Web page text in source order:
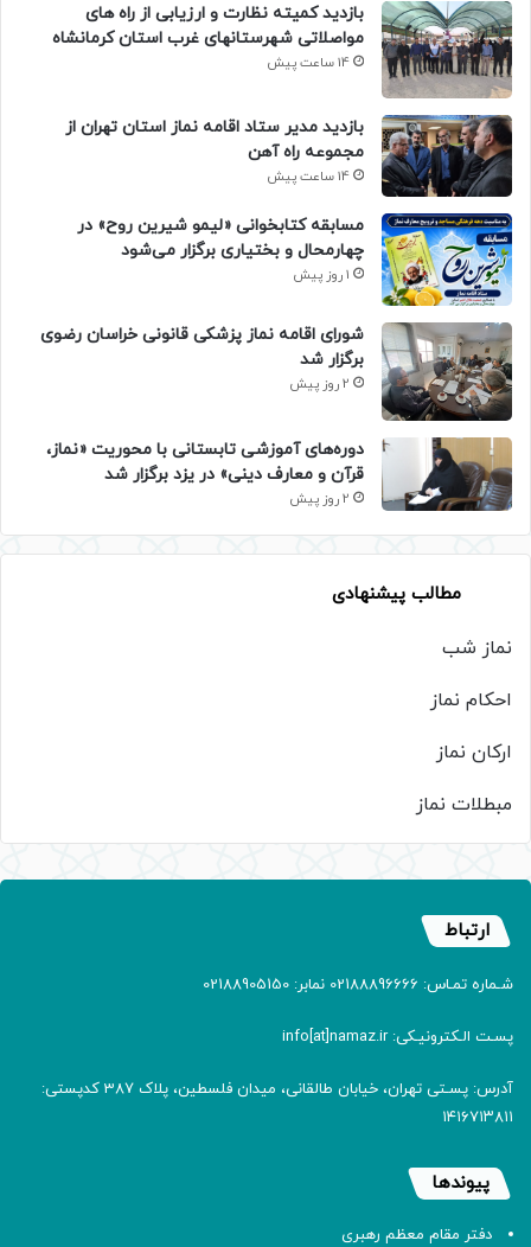
بازدید کمیته نظارت و ارزیابی از راه های
مواصلاتی شهرستانهای غرب استان کرمانشاه
14 ساعت پیش
بازدید مدیر ستاد اقامه نماز استان تهران از
مجموعه راه آهن
14 ساعت پیش
مسابقه کتابخوانی «لیمو شیرین روح» در
چهارمحال و بختیاری برگزار می‌شود
1 روز پیش
شورای اقامه نماز پزشکی قانونی خراسان رضوی
برگزار شد
2 روز پیش
دوره‌های آموزشی تابستانی با محوریت «نماز،
قرآن و معارف دینی» در یزد برگزار شد
2 روز پیش
مطالب پیشنهادی
نماز شب
احکام نماز
ارکان نماز
مبطلات نماز
ارتباط
شـماره تمـاس: 02188896666 نمابر: 02188905150
پسـت الـکترونیـکی: info[at]namaz.ir
آدرس: پسـتی تهران، خیابان طالقانی، میدان فلسطین، پلاک 387 کدپستی:
۱۴۱۶۷۱۳۸۱۱
پیوندها
دفتر مقام معظم رهبری